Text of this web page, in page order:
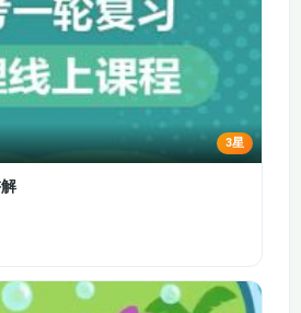
— 再寻桃源” 的叙事线索，帮助学
点，聚焦关键语句解析，比如
山，吞长江” 的修辞赏析，《出师
人” 的情感内涵，结合语境讲清含
”“修身” 思想，从《愚公移山》中
3星